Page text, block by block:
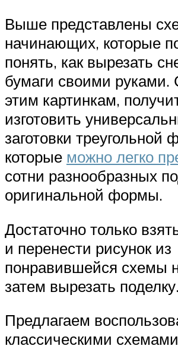
Выше представлены
начинающих, которые
понять, как вырезать
бумаги своими руками.
этим картинкам,
изготовить
заготовки треугольной
которые можно легко
сотни разнообразных
оригинальной формы.
Достаточно только
и перенести рисунок из
понравившейся схемы
затем вырезать поделку.
Предлагаем
классическими